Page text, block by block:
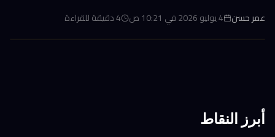
عمر حسن 4 يوليو 2026 في 10:21 ص 4دقيقة للقراءة
أبرز النقاط